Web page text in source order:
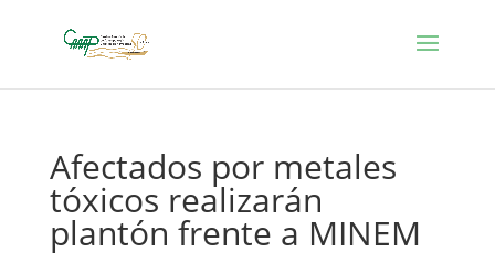
Afectados por metales
tóxicos realizarán
plantón frente a MINEM